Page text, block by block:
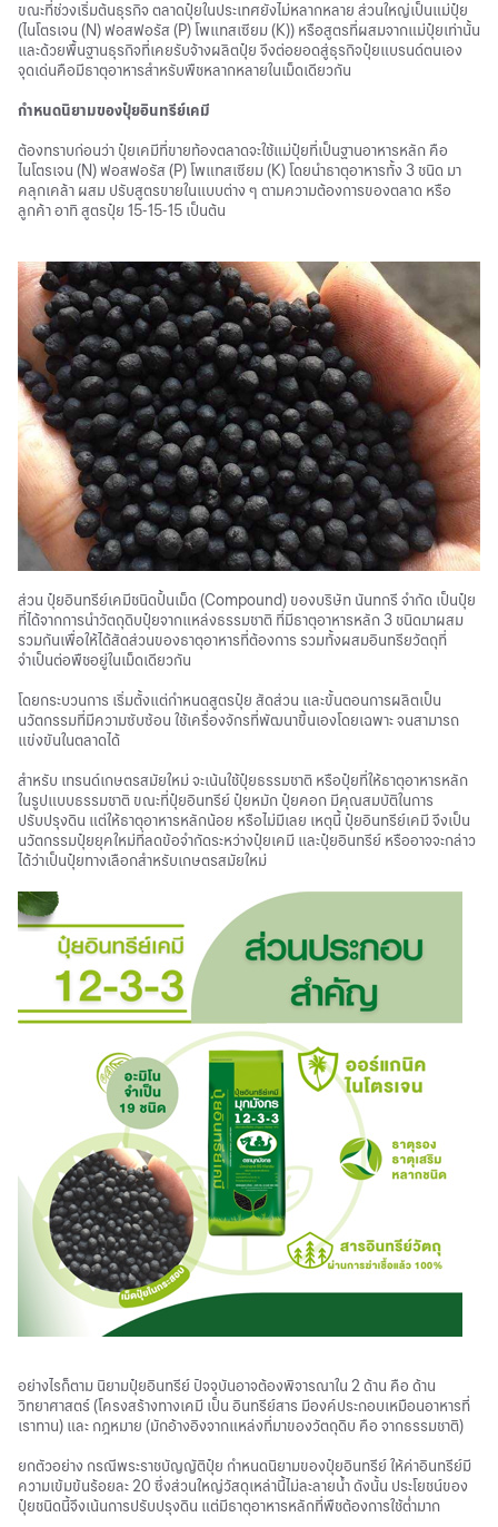
ขณะที่ช่วงเริ่มต้นธุรกิจ ตลาดปุ๋ยในประเทศยังไม่หลากหลาย ส่วนใหญ่เป็นแม่ปุ๋ย
(ไนโตรเจน (N) ฟอสฟอรัส (P) โพแทสเซียม (K)) หรือสูตรที่ผสมจากแม่ปุ๋ยเท่านั้น
และด้วยพื้นฐานธุรกิจที่เคยรับจ้างผลิตปุ๋ย จึงต่อยอดสู่ธุรกิจปุ๋ยแบรนด์ตนเอง
จุดเด่นคือมีธาตุอาหารสำหรับพืชหลากหลายในเม็ดเดียวกัน
กำหนดนิยามของปุ๋ยอินทรีย์เคมี
ต้องทราบก่อนว่า ปุ๋ยเคมีที่ขายท้องตลาดจะใช้แม่ปุ๋ยที่เป็นฐานอาหารหลัก คือ
ไนโตรเจน (N) ฟอสฟอรัส (P) โพแทสเซียม (K) โดยนำธาตุอาหารทั้ง 3 ชนิด มา
คลุกเคล้า ผสม ปรับสูตรขายในแบบต่าง ๆ ตามความต้องการของตลาด หรือ
ลูกค้า อาทิ สูตรปุ๋ย 15-15-15 เป็นต้น
ส่วน ปุ๋ยอินทรีย์เคมีชนิดปั้นเม็ด (Compound) ของบริษัท นันทกรี จำกัด เป็นปุ๋ย
ที่ได้จากการนำวัตถุดิบปุ๋ยจากแหล่งธรรมชาติ ที่มีธาตุอาหารหลัก 3 ชนิดมาผสม
รวมกันเพื่อให้ได้สัดส่วนของธาตุอาหารที่ต้องการ รวมทั้งผสมอินทรียวัตถุที่
จำเป็นต่อพืชอยู่ในเม็ดเดียวกัน
โดยกระบวนการ เริ่มตั้งแต่กำหนดสูตรปุ๋ย สัดส่วน และขั้นตอนการผลิตเป็น
นวัตกรรมที่มีความซับซ้อน ใช้เครื่องจักรที่พัฒนาขึ้นเองโดยเฉพาะ จนสามารถ
แข่งขันในตลาดได้
สำหรับ เทรนด์เกษตรสมัยใหม่ จะเน้นใช้ปุ๋ยธรรมชาติ หรือปุ๋ยที่ให้ธาตุอาหารหลัก
ในรูปแบบธรรมชาติ ขณะที่ปุ๋ยอินทรีย์ ปุ๋ยหมัก ปุ๋ยคอก มีคุณสมบัติในการ
ปรับปรุงดิน แต่ให้ธาตุอาหารหลักน้อย หรือไม่มีเลย เหตุนี้ ปุ๋ยอินทรีย์เคมี จึงเป็น
นวัตกรรมปุ๋ยยุคใหม่ที่ลดข้อจำกัดระหว่างปุ๋ยเคมี และปุ๋ยอินทรีย์ หรืออาจจะกล่าว
ได้ว่าเป็นปุ๋ยทางเลือกสำหรับเกษตรสมัยใหม่
อย่างไรก็ตาม นิยามปุ๋ยอินทรีย์ ปัจจุบันอาจต้องพิจารณาใน 2 ด้าน คือ ด้าน
วิทยาศาสตร์ (โครงสร้างทางเคมี เป็น อินทรีย์สาร มีองค์ประกอบเหมือนอาหารที่
เราทาน) และ กฎหมาย (มักอ้างอิงจากแหล่งที่มาของวัตถุดิบ คือ จากธรรมชาติ)
ยกตัวอย่าง กรณีพระราชบัญญัติปุ๋ย กำหนดนิยามของปุ๋ยอินทรีย์ ให้ค่าอินทรีย์มี
ความเข้มข้นร้อยละ 20 ซึ่งส่วนใหญ่วัสดุเหล่านี้ไม่ละลายน้ำ ดังนั้น ประโยชน์ของ
ปุ๋ยชนิดนี้จึงเน้นการปรับปรุงดิน แต่มีธาตุอาหารหลักที่พืชต้องการใช้ต่ำมาก